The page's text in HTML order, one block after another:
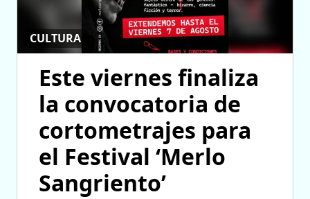
CULTURA
Este viernes finaliza
la convocatoria de
cortometrajes para
el Festival ‘Merlo
Sangriento’